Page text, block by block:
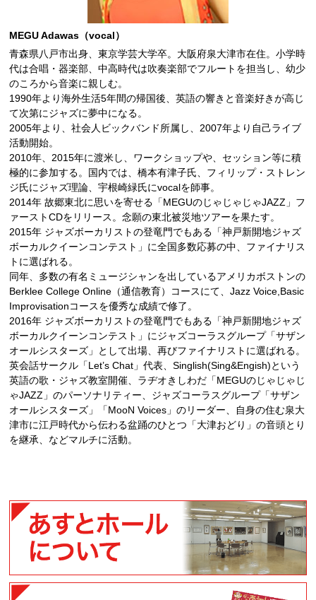
MEGU Adawas（vocal）
青森県八戸市出身、東京学芸大学卒。大阪府泉大津市在住。小学時
代は合唱・器楽部、中高時代は吹奏楽部でフルートを担当し、幼少
のころから音楽に親しむ。
1990年より海外生活5年間の帰国後、英語の響きと音楽好きが高じ
て次第にジャズに夢中になる。
2005年より、社会人ビックバンド所属し、2007年より自己ライブ
活動開始。
2010年、2015年に渡米し、ワークショップや、セッション等に積
極的に参加する。国内では、橋本有津子氏、フィリップ・ストレン
ジ氏にジャズ理論、宇根崎緑氏にvocalを師事。
2014年 故郷東北に思いを寄せる「MEGUのじゃじゃじゃJAZZ」フ
ァーストCDをリリース。念願の東北被災地ツアーを果たす。
2015年 ジャズボーカリストの登竜門でもある「神戸新開地ジャズ
ボーカルクイーンコンテスト」に全国多数応募の中、ファイナリス
トに選ばれる。
同年、多数の有名ミュージシャンを出しているアメリカボストンの
Berklee College Online（通信教育）コースにて、Jazz Voice,Basic
Improvisationコースを優秀な成績で修了。
2016年 ジャズボーカリストの登竜門でもある「神戸新開地ジャズ
ボーカルクイーンコンテスト」にジャズコーラスグループ「サザン
オールシスターズ」として出場、再びファイナリストに選ばれる。
英会話サークル「Let’s Chat」代表、Singlish(Sing&Engish)という
英語の歌・ジャズ教室開催、ラヂオきしわだ「MEGUのじゃじゃじ
ゃJAZZ」のパーソナリティー、ジャズコーラスグループ「サザン
オールシスターズ」「MooN Voices」のリーダー、自身の住む泉大
津市に江戸時代から伝わる盆踊のひとつ「大津おどり」の音頭とり
を継承、などマルチに活動。